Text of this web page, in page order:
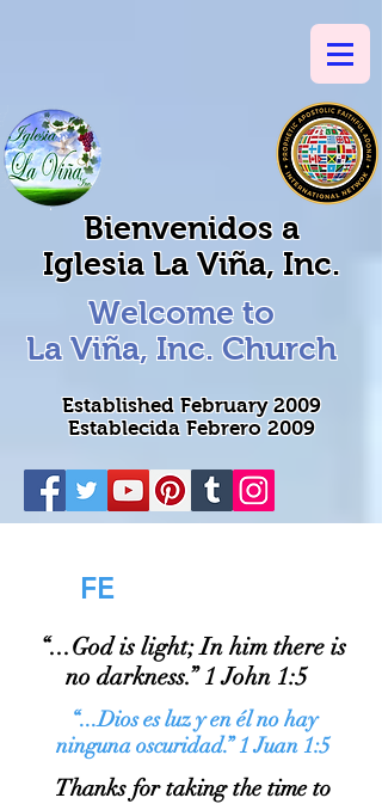
Bienvenidos a
Iglesia La Viña, Inc.
Welcome to
La Viña, Inc. Church
Established February 2009
Establecida Febrero 2009
FE
“...God is light; In him there is
no darkness.” 1 John 1:5
“...Dios es luz y en él no hay
ninguna oscuridad.” 1 Juan 1:5
Thanks for taking the time to